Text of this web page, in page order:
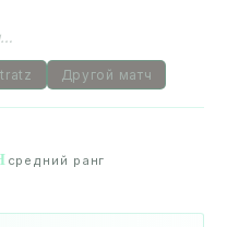
Другой матч
средний ранг